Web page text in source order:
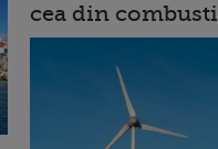
cea din